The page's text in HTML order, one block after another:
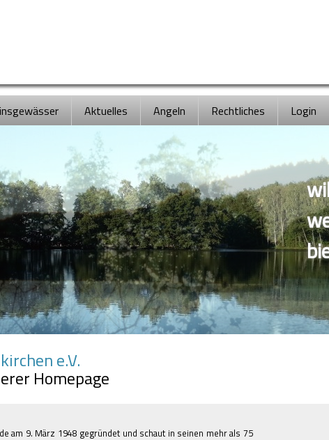
Aktuelles Angeln Rechtliches Login
e.V.
Homepage
am 9. März 1948 gegründet und schaut in seinen mehr als 75